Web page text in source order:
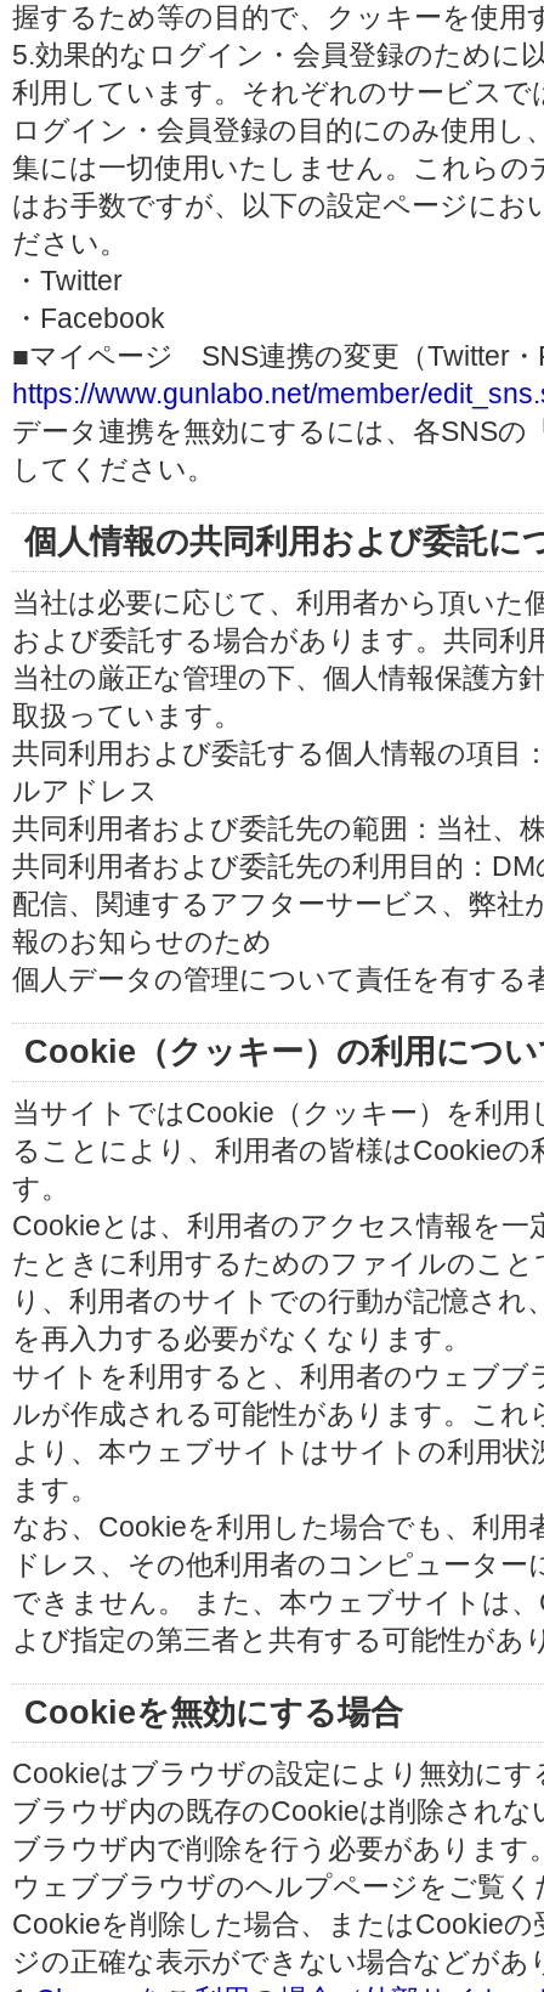
握するため等の目的で、クッキーを使用
5.効果的なログイン・会員登録のために
利用しています。それぞれのサービス
ログイン・会員登録の目的にのみ使用し
集には一切使用いたしません。これらの
はお手数ですが、以下の設定ページにお
ださい。
・Twitter
・Facebook
■マイページ SNS連携の変更（Twitter・
https://www.gunlabo.net/member/
データ連携を無効にするには、各SNS
してください。
個人情報の共同利用および委託に
当社は必要に応じて、利用者から頂いた
および委託する場合があります。共同利
当社の厳正な管理の下、個人情報保護方
取扱っています。
共同利用および委託する個人情報の項目
ルアドレス
共同利用者および委託先の範囲：当社、
共同利用者および委託先の利用目的：
配信、関連するアフターサービス、弊社
報のお知らせのため
個人データの管理について責任を有する
Cookie（クッキー）の利用につ
当サイトではCookie（クッキー）を利
ることにより、利用者の皆様はCookie
す。
Cookieとは、利用者のアクセス情報を
たときに利用するためのファイルのこ
り、利用者のサイトでの行動が記憶さ
を再入力する必要がなくなります。
サイトを利用すると、利用者のウェブ
ルが作成される可能性があります。こ
より、本ウェブサイトはサイトの利用
ます。
なお、Cookieを利用した場合でも、利用
ドレス、その他利用者のコンピュータ
できません。 また、本ウェブサイトは
よび指定の第三者と共有する可能性があ
Cookieを無効にする場合
Cookieはブラウザの設定により無効に
ブラウザ内の既存のCookieは削除され
ブラウザ内で削除を行う必要があります
ウェブブラウザのヘルプページをご覧く
Cookieを削除した場合、またはCookie
ジの正確な表示ができない場合などが